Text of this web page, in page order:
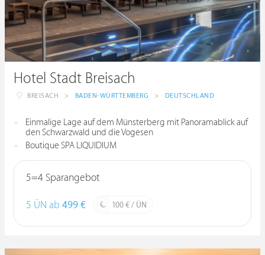
Hotel Stadt Breisach
BREISACH > BADEN-WÜRTTEMBERG > DEUTSCHLAND
Einmalige Lage auf dem Münsterberg mit Panoramablick auf
den Schwarzwald und die Vogesen
Boutique SPA LIQUIDIUM
5=4 Sparangebot
5 ÜN ab 499 € 100 € / ÜN